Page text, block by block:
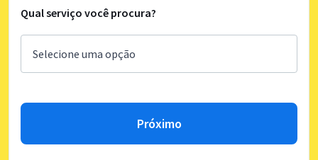
Qual serviço você procura?
Próximo